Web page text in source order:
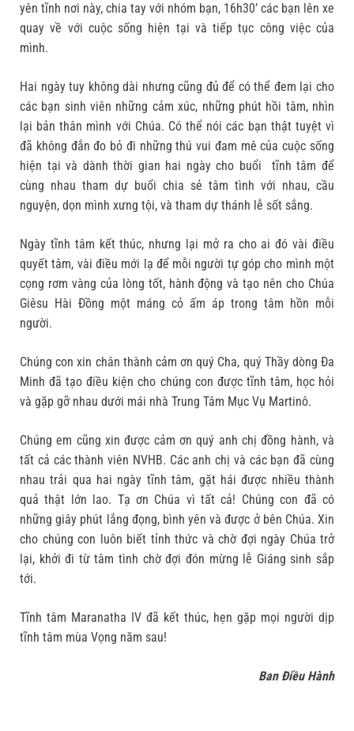
yên tĩnh nơi này, chia tay với nhóm bạn, 16h30’ các bạn lên xe
quay về với cuộc sống hiện tại và tiếp tục công việc của
mình.
Hai ngày tuy không dài nhưng cũng đủ để có thể đem lại cho
các bạn sinh viên những cảm xúc, những phút hồi tâm, nhìn
lại bản thân mình với Chúa. Có thể nói các bạn thật tuyệt vì
đã không đắn đo bỏ đi những thú vui đam mê của cuộc sống
hiện tại và dành thời gian hai ngày cho buổi tĩnh tâm để
cùng nhau tham dự buổi chia sẻ tâm tình với nhau, cầu
nguyện, dọn mình xưng tội, và tham dự thánh lễ sốt sắng.
Ngày tĩnh tâm kết thúc, nhưng lại mở ra cho ai đó vài điều
quyết tâm, vài điều mới lạ để mỗi người tự góp cho mình một
cọng rơm vàng của lòng tốt, hành động và tạo nên cho Chúa
Giêsu Hài Đồng một máng cỏ ấm áp trong tâm hồn mỗi
người.
Chúng con xin chân thành cảm ơn quý Cha, quý Thầy dòng Đa
Minh đã tạo điều kiện cho chúng con được tĩnh tâm, học hỏi
và gặp gỡ nhau dưới mái nhà Trung Tâm Mục Vụ Martinô.
Chúng em cũng xin được cảm ơn quý anh chị đồng hành, và
tất cả các thành viên NVHB. Các anh chị và các bạn đã cùng
nhau trải qua hai ngày tĩnh tâm, gặt hái được nhiều thành
quả thật lớn lao. Tạ ơn Chúa vì tất cả! Chúng con đã có
những giây phút lắng đọng, bình yên và được ở bên Chúa. Xin
cho chúng con luôn biết tỉnh thức và chờ đợi ngày Chúa trở
lại, khởi đi từ tâm tình chờ đợi đón mừng lễ Giáng sinh sắp
tới.
Tĩnh tâm Maranatha IV đã kết thúc, hẹn gặp mọi người dịp
tĩnh tâm mùa Vọng năm sau!
Ban Điều Hành